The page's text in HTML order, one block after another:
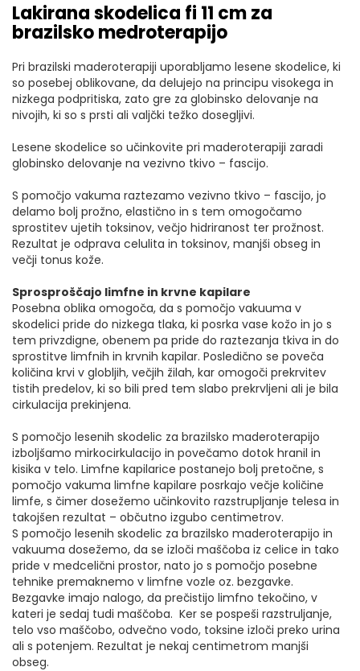
Lakirana skodelica fi 11 cm za
brazilsko medroterapijo
Pri brazilski maderoterapiji uporabljamo lesene skodelice, ki
so posebej oblikovane, da delujejo na principu visokega in
nizkega podpritiska, zato gre za globinsko delovanje na
nivojih, ki so s prsti ali valjčki težko dosegljivi.
Lesene skodelice so učinkovite pri maderoterapiji zaradi
globinsko delovanje na vezivno tkivo – fascijo.
S pomočjo vakuma raztezamo vezivno tkivo – fascijo, jo
delamo bolj prožno, elastično in s tem omogočamo
sprostitev ujetih toksinov, večjo hidriranost ter prožnost.
Rezultat je odprava celulita in toksinov, manjši obseg in
večji tonus kože.
Sprosproščajo limfne in krvne kapilare
Posebna oblika omogoča, da s pomočjo vakuuma v
skodelici pride do nizkega tlaka, ki posrka vase kožo in jo s
tem privzdigne, obenem pa pride do raztezanja tkiva in do
sprostitve limfnih in krvnih kapilar. Posledično se poveča
količina krvi v globljih, večjih žilah, kar omogoči prekrvitev
tistih predelov, ki so bili pred tem slabo prekrvljeni ali je bila
cirkulacija prekinjena.
S pomočjo lesenih skodelic za brazilsko maderoterapijo
izboljšamo mirkocirkulacijo in povečamo dotok hranil in
kisika v telo. Limfne kapilarice postanejo bolj pretočne, s
pomočjo vakuma limfne kapilare posrkajo večje količine
limfe, s čimer dosežemo učinkovito razstrupljanje telesa in
takojšen rezultat – občutno izgubo centimetrov.
S pomočjo lesenih skodelic za brazilsko maderoterapijo in
vakuuma dosežemo, da se izloči maščoba iz celice in tako
pride v medcelični prostor, nato jo s pomočjo posebne
tehnike premaknemo v limfne vozle oz. bezgavke.
Bezgavke imajo nalogo, da prečistijo limfno tekočino, v
kateri je sedaj tudi maščoba. Ker se pospeši razstruljanje,
telo vso maščobo, odvečno vodo, toksine izloči preko urina
ali s potenjem. Rezultat je nekaj centimetrom manjši
obseg.